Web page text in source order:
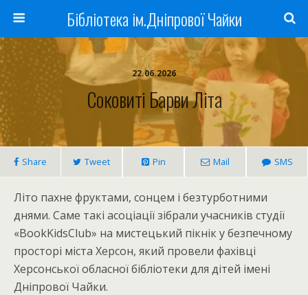
Бібліотека ім.Дніпрової Чайки
22.06.2026
Соковиті Барви Літа
Share Tweet Pin Mail SMS
Літо пахне фруктами, сонцем і безтурботними
днями. Саме такі асоціації зібрали учасників студії
«BookKidsClub» на мистецький пікнік у безпечному
просторі міста Херсон, який провели фахівці
Херсонської обласної бібліотеки для дітей імені
Дніпрової Чайки.